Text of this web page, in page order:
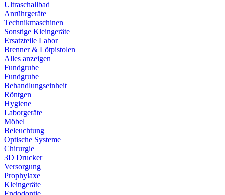
Ultraschallbad
Anrührgeräte
Technikmaschinen
Sonstige Kleingeräte
Ersatzteile Labor
Brenner & Lötpistolen
Alles anzeigen
Fundgrube
Fundgrube
Behandlungseinheit
Röntgen
Hygiene
Laborgeräte
Möbel
Beleuchtung
Optische Systeme
Chirurgie
3D Drucker
Versorgung
Prophylaxe
Kleingeräte